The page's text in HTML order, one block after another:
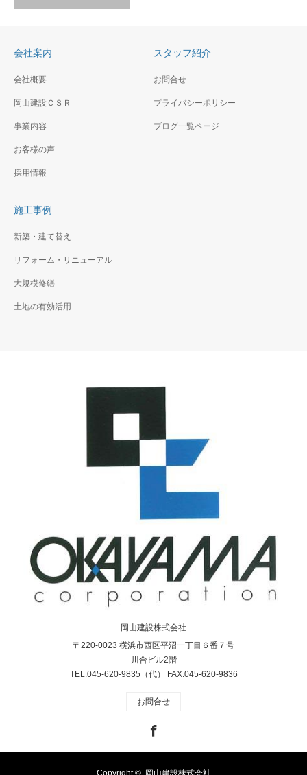
会社案内
会社概要
岡山建設ＣＳＲ
事業内容
お客様の声
採用情報
スタッフ紹介
お問合せ
プライバシーポリシー
ブログ一覧ページ
施工事例
新築・建て替え
リフォーム・リニューアル
大規模修繕
土地の有効活用
岡山建設株式会社
〒220-0023 横浜市西区平沼一丁目６番７号
川合ビル2階
TEL.045-620-9835（代） FAX.045-620-9836
お問合せ
Copyright © 岡山建設株式会社